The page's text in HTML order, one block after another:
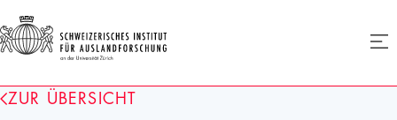
Homepage
ZUR ÜBERSICHT